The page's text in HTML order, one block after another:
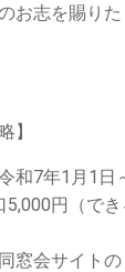
お志を賜り
】
和7年1月1日
5,000円（で
窓会サイトの